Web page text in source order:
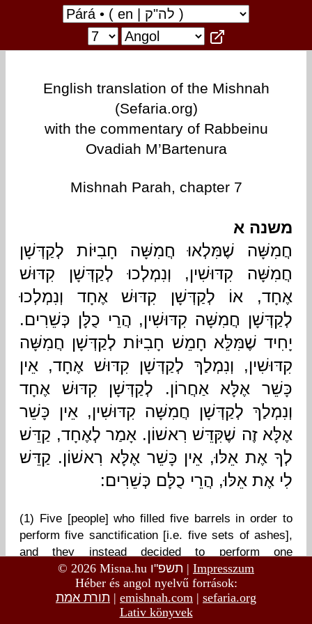
© 2026 Misna.hu תשפ"ו | Impresszum
Héber és angol nyelvű források:
תורת אמת | emishnah.com | sefaria.org
Lativ könyvek